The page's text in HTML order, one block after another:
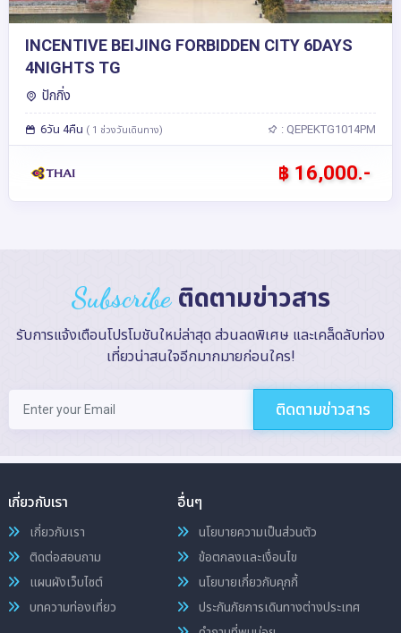
INCENTIVE BEIJING FORBIDDEN CITY 6DAYS
4NIGHTS TG
ปักกิ่ง
6วัน 4คืน ( 1 ช่วงวันเดินทาง) : QEPEKTG1014PM
฿ 16,000.-
Subscribe ติดตามข่าวสาร
รับการแจ้งเตือนโปรโมชันใหม่ล่าสุด ส่วนลดพิเศษ และเคล็ดลับท่อง
เที่ยวน่าสนใจอีกมากมายก่อนใคร!
ติดตามข่าวสาร
เกี่ยวกับเรา
เกี่ยวกับเรา
ติดต่อสอบถาม
แผนผังเว็บไซต์
บทความท่องเที่ยว
อื่นๆ
นโยบายความเป็นส่วนตัว
ข้อตกลงและเงื่อนไข
นโยบายเกี่ยวกับคุกกี้
ประกันภัยการเดินทางต่างประเทศ